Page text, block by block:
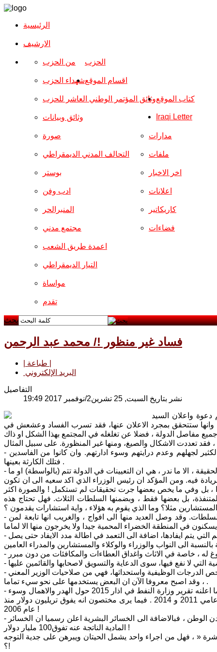
الرئيسية
الارشیف
الحزب من الحزب
شهداء الحزب
وثائق المؤتمر الوطني العاشر للحزب
وثائق وبيانات
اقسام الموقع
صورة
التحالف المدني الديمقراطي
بوستر
ادب وفن
المنبرالحر
مجتمع مدني
مدارات
ملفات
اخر الاخبار
اعلانات
كاريكاتير
فضاءات
اعمدة طريق الشعب
التيار الديمقراطي
مواساة
تقدم
كتاب الموقع
Iraqi Letter
بحث
فساد غير منظور !/ محمد عبد الرحمن
البريد الإلكتروني
التفاصيل
نشر بتاريخ السبت, 25 تشرين2/نوفمبر 2017 19:49
واعلان السيد
وانها ستتحقق بمجرد الاعلان عنها، فقد تسرب الفساد وعشعش في
- الاستهتار بمعايير الوظيفة ، واسنادها الى اشخاص غير كفوئين كلفوا خزينة الدولة الكثير لجهلهم وعدم درايتهم وسوء ادارتهم. وان كانوا من الفاسدين
فتلك الكارثة بعينها .
- تضخيم جهاز الدولة بالاقارب والمريدين والمطبلين ، من دون الحاجة الفعلية لهم . والحقيقة ، الا ما ندر ، هي ان التعيينات في الدولة تتم (بالواسطة) او ما
فيه. ومن المؤكد ان رئيس الوزراء الذي اكد سعيه الى ان تكون
، بل وفي ما يخص بعضها جرت تحقيقات لم تستكمل ! والصورة اكثر
بل بعضها فقط ، وبضمنها السلطات الثلاث. فهل تحتاج هذه
مثلا؟ وما الذي يقوم به هؤلاء ، واية استشارات يقدمون ؟
- اعداد الفضائيين ، ومن ذلك ايضا في الحمايات ، وفي مختلف المستويات ، و كل السلطات. وقد وصل العديد منها الى افواج ، والغريب انها تابعة لمن
- الايفادات غير الضرورية للمسؤولين في الوزارات والمؤسسات ، والاعداد الكبيرة منهم التي يتم ايفادها، اضافة الى التعمد في اطالة مدد الايفاد حتى يصل
- الفساد المستشري في بعض الشركات ذات التمويل الذاتي والرابحة ، والحديث هنا يخص الدرجات الوظيفية واستحداثها، فهي من صلاحيات الوزير المعني
، وقد اصبح معروفا الآن ان البعض يستخدمها على نحو سيء تماما .
- ولعل من حالات الفساد التي عُدت « اخطر حالة فساد اداري في التاريخ الحديث « ما اعلنه تقرير وزارة النفط في اذار 2015 حول الهدر والاهمال وسوء
الادارة في عمليات انتاج النفط ، وقدرت الخسائر بسببه بنحو 14.5 مليار دولار بين عامي 2011 و 2014 . فيما يرى مختصون انه يفوق تريليون دولار منذ
عام 2006 !
- وهناك الملف الاخطر والكبير ذو الصلة بكارثة احتلال داعش لعدد من محافظات ومدن الوطن ، فبالاضافة الى الخسائر البشرية اعلن رسميا ان الخسائر
المادية الناتجة عنه تفوق100 مليار دولار !
« ، فهل من اجراء واحد يشمل الحيتان ويبرهن على جدية التوجه
؟!